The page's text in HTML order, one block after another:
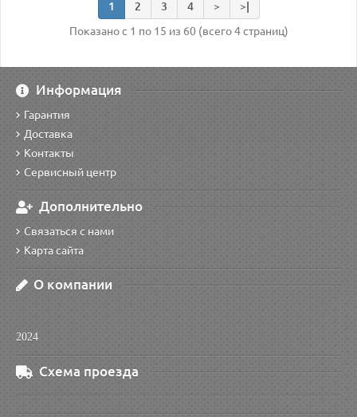
1 2 3 4 >
>|
Показано с 1 по 15 из 60 (всего 4 страниц)
Информация
Гарантия
Доставка
Контакты
Сервисный центр
Дополнительно
Связаться с нами
Карта сайта
О компании
2024
Схема проезда